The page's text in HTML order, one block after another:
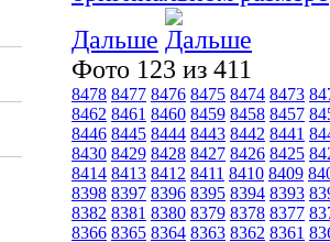
Дальше
Фото 123 из 411
8478 8477 8476 8475 8474 8473
8462 8461 8460 8459 8458 8457
8446 8445 8444 8443 8442 8441
8430 8429 8428 8427 8426 8425
8414 8413 8412 8411 8410 8409
8398 8397 8396 8395 8394 8393
8382 8381 8380 8379 8378 8377
8366 8365 8364 8363 8362 8361